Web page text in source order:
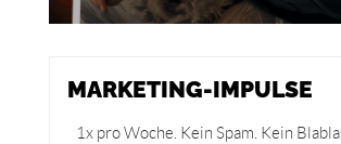
MARKETING-IMPULSE
1x pro Woche. Kein Spam. Kein Blabla.